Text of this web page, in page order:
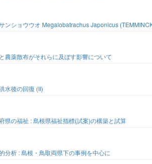
ンショウウオ Megalobatrachus Japonicus
農薬散布がそれらに及ぼす影響について
水後の回復 (II)
県の福祉 : 島根県福祉指標(試案)の構築と試算
分析 : 島根・鳥取両県下の事例を中心に